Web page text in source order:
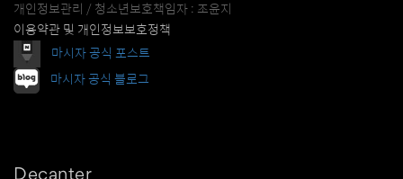
개인정보관리 / 청소년보호책임자 : 조윤지
이용약관 및 개인정보보호정책
마시자 공식 포스트
마시자 공식 블로그